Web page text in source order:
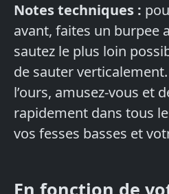
Notes techniques :
avant, faites un burpee
sautez le plus loin
de sauter
l’ours, amusez-vous et
rapidement dans tous
vos fesses basses et